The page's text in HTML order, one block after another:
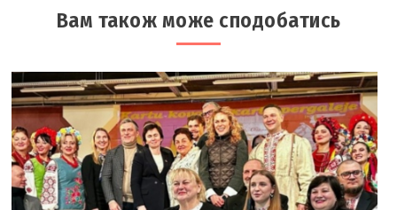
Вам також може сподобатись